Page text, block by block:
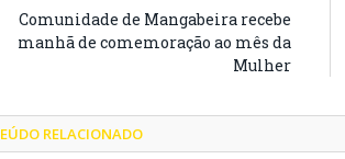
Comunidade de Mangabeira recebe
manhã de comemoração ao mês da
Mulher
RELACIONADO